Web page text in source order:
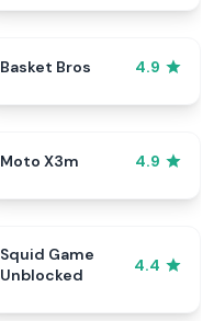
Basket Bros 4.9
Moto X3m 4.9
Squid Game
Unblocked
4.4